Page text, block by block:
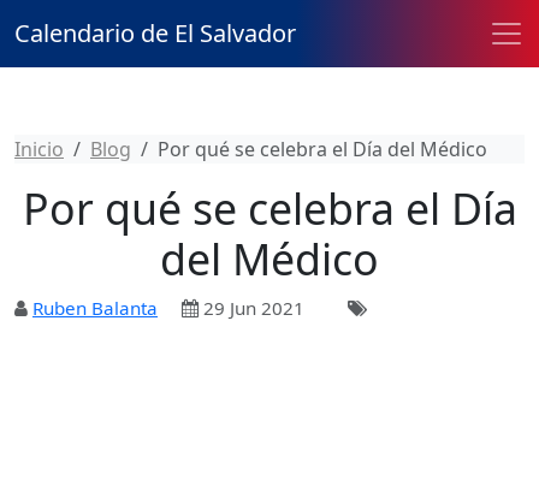
Calendario de El Salvador
Inicio Blog Por qué se celebra el Día del Médico
Por qué se celebra el Día
del Médico
Ruben Balanta 29 Jun 2021